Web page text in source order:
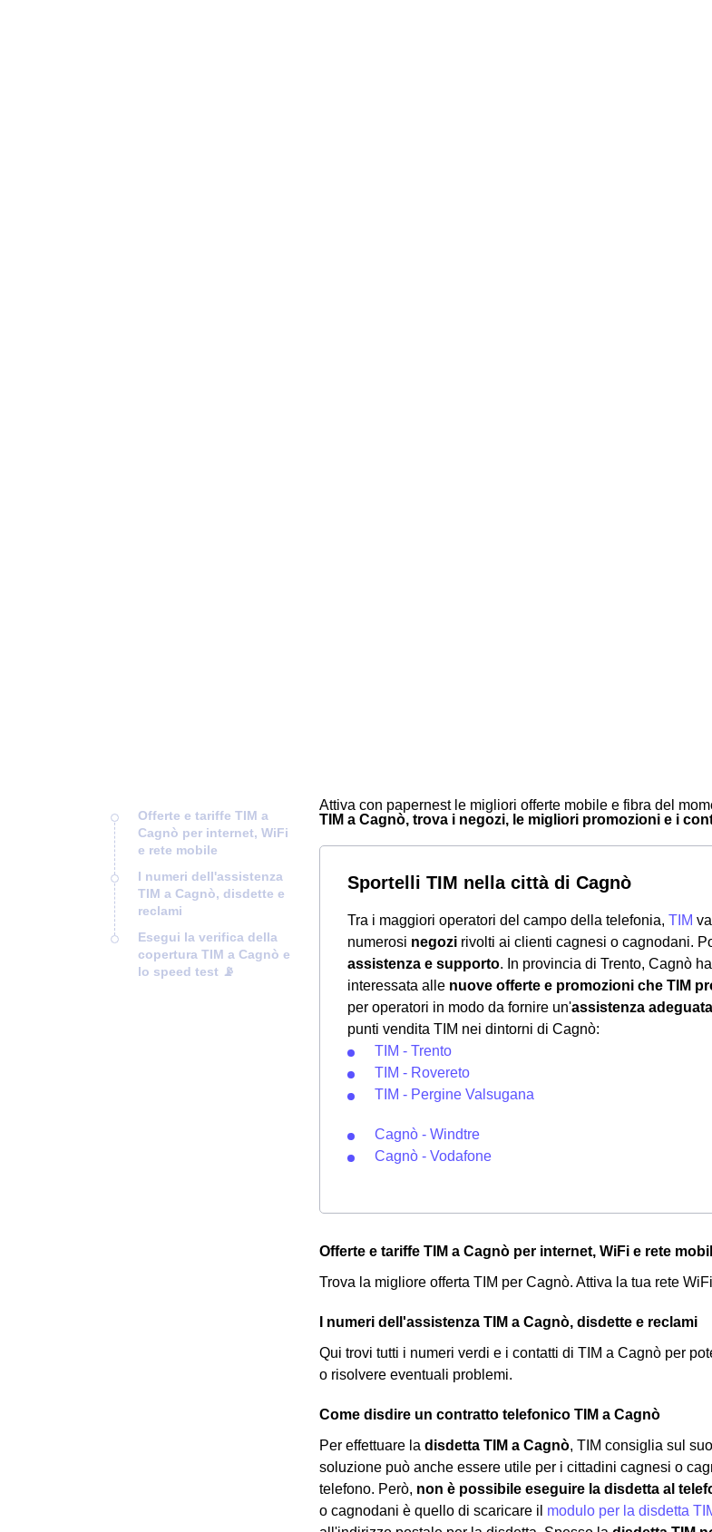
Offerte e tariffe TIM a
Cagnò per internet, WiFi
e rete mobile
I numeri dell'assistenza
TIM a Cagnò, disdette e
reclami
Esegui la verifica della
copertura TIM a Cagnò e
lo speed test 📡
Attiva con papernest le migliori offerte mobile e fibra del
TIM a Cagnò, trova i negozi, le migliori promozioni e i
Sportelli TIM nella città di Cagnò
Tra i maggiori operatori del campo della telefonia, TIM
numerosi negozi rivolti ai clienti cagnesi o cagnodani.
assistenza e supporto. In provincia di Trento, Cagnò
interessata alle nuove offerte e promozioni che TIM
per operatori in modo da fornire un'assistenza adeguata
punti vendita TIM nei dintorni di Cagnò:
TIM - Trento
TIM - Rovereto
TIM - Pergine Valsugana
Cagnò - Windtre
Cagnò - Vodafone
Offerte e tariffe TIM a Cagnò per internet, WiFi e rete
Trova la migliore offerta TIM per Cagnò. Attiva la tua rete
I numeri dell'assistenza TIM a Cagnò, disdette e reclami
Qui trovi tutti i numeri verdi e i contatti di TIM a Cagnò per
o risolvere eventuali problemi.
Come disdire un contratto telefonico TIM a Cagnò
Per effettuare la disdetta TIM a Cagnò, TIM consiglia sul
soluzione può anche essere utile per i cittadini cagnesi o
telefono. Però, non è possibile eseguire la disdetta al
o cagnodani è quello di scaricare il modulo per la disdetta